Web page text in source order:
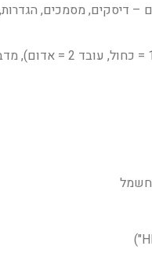
– דיסקים, מסמכים,